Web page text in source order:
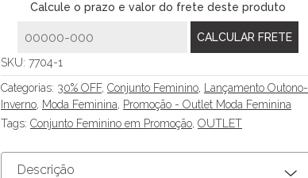
Calcule o prazo e valor do frete deste produto
SKU: 7704-1
Categorias: 30% OFF, Conjunto Feminino, Lançamento Outono-
Inverno, Moda Feminina, Promoção - Outlet Moda Feminina
Tags: Conjunto Feminino em Promoção, OUTLET
Descrição